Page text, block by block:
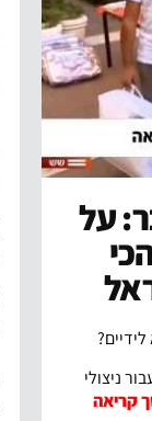
על
ניצולי
קריאה